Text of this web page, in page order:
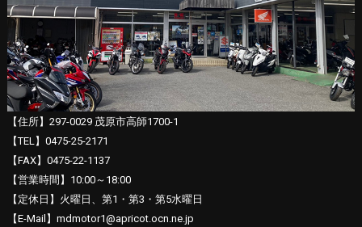
【住所】297-0029 茂原市高師1700-1
【TEL】0475-25-2171
【FAX】0475-22-1137
【営業時間】10:00～18:00
【定休日】火曜日、第1・第3・第5水曜日
【E-Mail】mdmotor1@apricot.ocn.ne.jp